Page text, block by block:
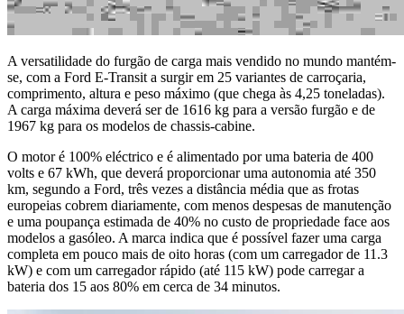
A versatilidade do furgão de carga mais vendido no mundo mantém-
se, com a Ford E-Transit a surgir em 25 variantes de carroçaria,
comprimento, altura e peso máximo (que chega às 4,25 toneladas).
A carga máxima deverá ser de 1616 kg para a versão furgão e de
1967 kg para os modelos de chassis-cabine.
O motor é 100% eléctrico e é alimentado por uma bateria de 400
volts e 67 kWh, que deverá proporcionar uma autonomia até 350
km, segundo a Ford, três vezes a distância média que as frotas
europeias cobrem diariamente, com menos despesas de manutenção
e uma poupança estimada de 40% no custo de propriedade face aos
modelos a gasóleo. A marca indica que é possível fazer uma carga
completa em pouco mais de oito horas (com um carregador de 11.3
kW) e com um carregador rápido (até 115 kW) pode carregar a
bateria dos 15 aos 80% em cerca de 34 minutos.